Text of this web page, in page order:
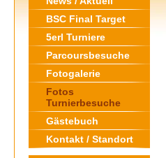
BSC Final Target
5erl Turniere
Parcoursbesuche
Fotogalerie
Fotos
Turnierbesuche
Gästebuch
Kontakt / Standort